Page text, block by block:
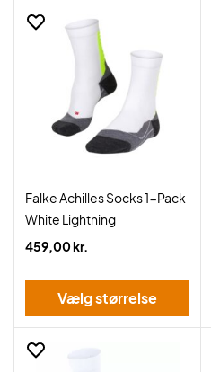
Falke Achilles Socks 1-Pack
White Lightning
459,00 kr.
Vælg størrelse